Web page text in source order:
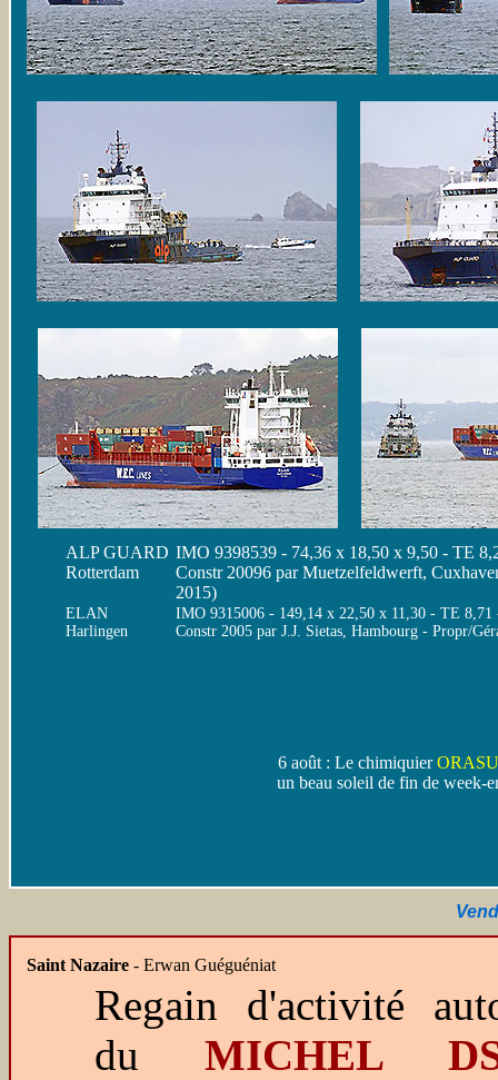
ALP GUARD
Rotterdam
IMO 9398539 - 74,36 x 18,50 x 9,50 - TE
Constr 20096 par Muetzelfeldwerft,
2015)
ELAN
Harlingen
IMO 9315006 - 149,14 x 22,50 x 11,30 - TE
Constr 2005 par J.J. Sietas, Hambourg - Propr/
6 août : Le chimiquier
un beau soleil de fin de week-
Saint Nazaire - Erwan Guéguéniat
Regain d'activité
du MICHEL